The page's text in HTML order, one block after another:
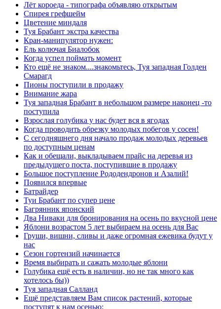
Лёт короеда - типографа объявляю открытым
Спирея грефшейм
Цветение миндаля
Туя Брабант экстра качества
Кран-манипулятор нужен:
Ель колючая Биалобок
Когда успел поймать момент
Кто ещё не знаком....знакомьтесь, Туя западная Голден
Смарагд
Пионы поступили в продажу
Внимание жара
Туя западная Брабант в небольшом размере наконец -то
поступила
Взрослая голубика у нас будет вся в ягодах
Когда проводить обрезку молодых побегов у сосен!
С сегодняшнего дня начало продаж молодых деревьев
по доступным ценам
Как и обещали, выкладываем прайс на деревья из
предыдущего поста, поступившие в продажу
Большое поступление Рододендронов и Азалий!
Появился впервые
Батрайдер
Туи Брабант по супер цене
Багрянник японский
Два Ниваки для бронирования на осень по вкусной цене
Яблони возрастом 5 лет выбираем на осень для Вас
Груши, вишни, сливы и даже огромная ежевика будут у
нас
Сезон гортензий начинается
Время выбирать и сажать молодые яблони
Голубика ещё есть в наличии, но не так много как
хотелось бы))
Туя западная Салланд
Ещё представляем Вам список растений, которые
поступят к нам осенью: